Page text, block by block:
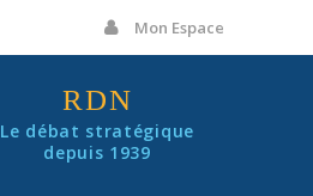
Mon Espace
RDN
Le débat stratégique
depuis 1939